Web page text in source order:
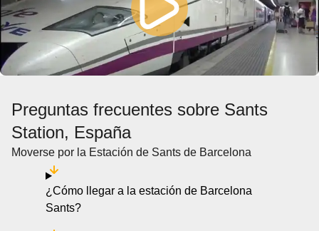
Preguntas frecuentes sobre Sants
Station, España
Moverse por la Estación de Sants de Barcelona
¿Cómo llegar a la estación de Barcelona
Sants?